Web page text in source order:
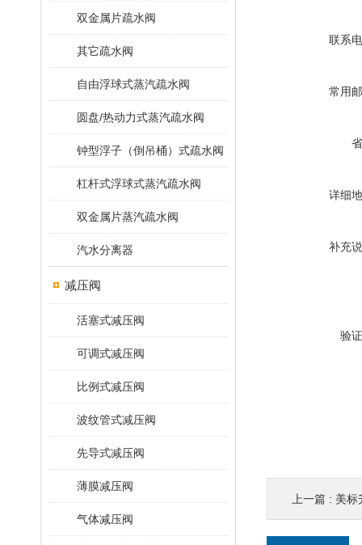
双金属片疏水阀
其它疏水阀
自由浮球式蒸汽疏水阀
圆盘/热动力式蒸汽疏水阀
钟型浮子（倒吊桶）式疏水阀
杠杆式浮球式蒸汽疏水阀
双金属片蒸汽疏水阀
汽水分离器
减压阀
活塞式减压阀
可调式减压阀
比例式减压阀
波纹管式减压阀
先导式减压阀
薄膜减压阀
气体减压阀
联系
常用
详细
补充
验
上一篇 : 美标